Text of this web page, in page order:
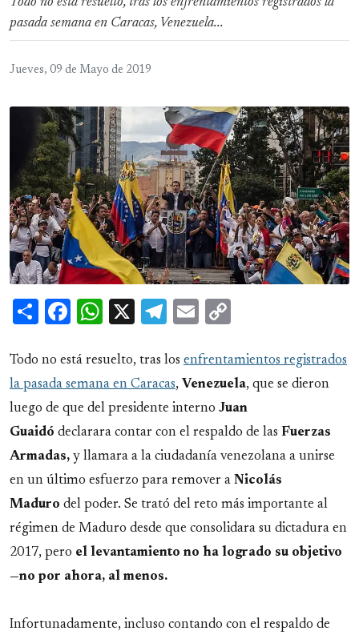
pasada semana en Caracas, Venezuela...
Jueves, 09 de Mayo de 2019
ShareFacebook
WhatsApp
X Telegram
Email
Todo no está resuelto, tras los enfrentamientos registrados
la pasada semana en Caracas, Venezuela, que se dieron
luego de que del presidente interno Juan
Guaidó declarara contar con el respaldo de las Fuerzas
Armadas, y llamara a la ciudadanía venezolana a unirse
en un último esfuerzo para remover a Nicolás
Maduro del poder. Se trató del reto más importante al
régimen de Maduro desde que consolidara su dictadura en
2017, pero el levantamiento no ha logrado su objetivo
—no por ahora, al menos.
Infortunadamente, incluso contando con el respaldo de